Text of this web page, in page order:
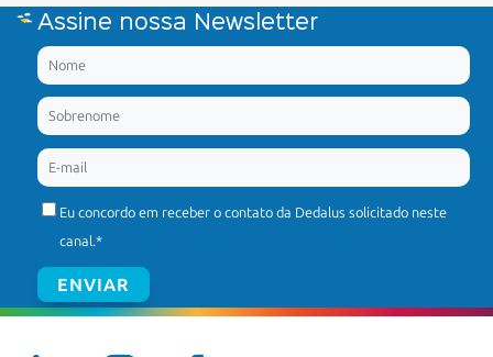
Assine nossa Newsletter
Eu concordo em receber o contato da Dedalus solicitado neste
canal.*